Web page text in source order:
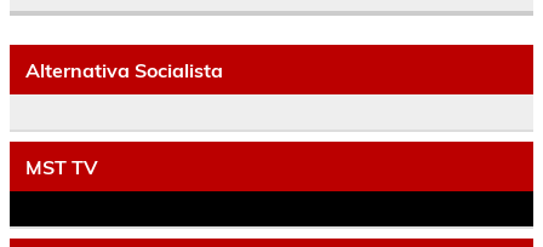
Alternativa Socialista
MST TV